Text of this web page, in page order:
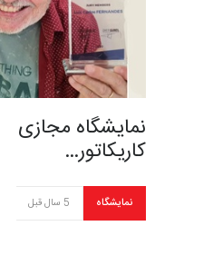
نمایشگاه مجازی
کاریکاتور…
نمایشگاه 5 سال قبل